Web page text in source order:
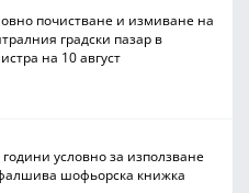
почистване и измиване на
градски пазар в
на 10 август
условно за използване
шофьорска книжка